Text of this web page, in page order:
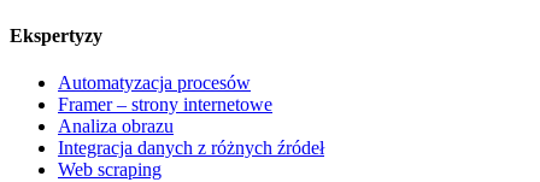
Ekspertyzy
Automatyzacja procesów
Framer – strony internetowe
Analiza obrazu
Integracja danych z różnych źródeł
Web scraping